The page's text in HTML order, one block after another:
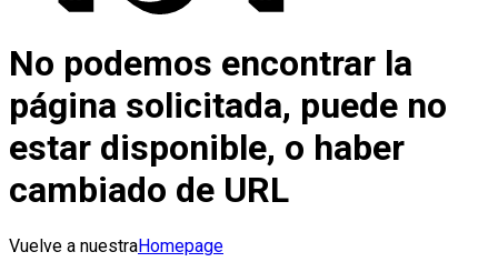
No podemos encontrar la
página solicitada, puede no
estar disponible, o haber
cambiado de URL
Vuelve a nuestraHomepage